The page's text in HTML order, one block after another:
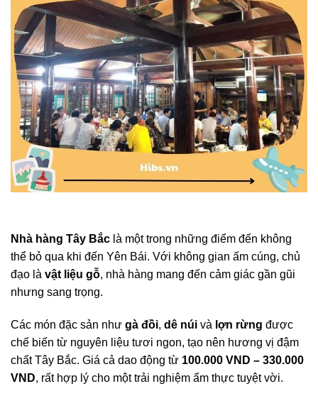
Nhà hàng Tây Bắc là một trong những điểm đến không
thể bỏ qua khi đến Yên Bái. Với không gian ấm cúng, chủ
đạo là vật liệu gỗ, nhà hàng mang đến cảm giác gần gũi
nhưng sang trọng.
Các món đặc sản như gà đồi, dê núi và lợn rừng được
chế biến từ nguyên liệu tươi ngon, tạo nên hương vị đậm
chất Tây Bắc. Giá cả dao động từ 100.000 VND – 330.000
VND, rất hợp lý cho một trải nghiệm ẩm thực tuyệt vời.